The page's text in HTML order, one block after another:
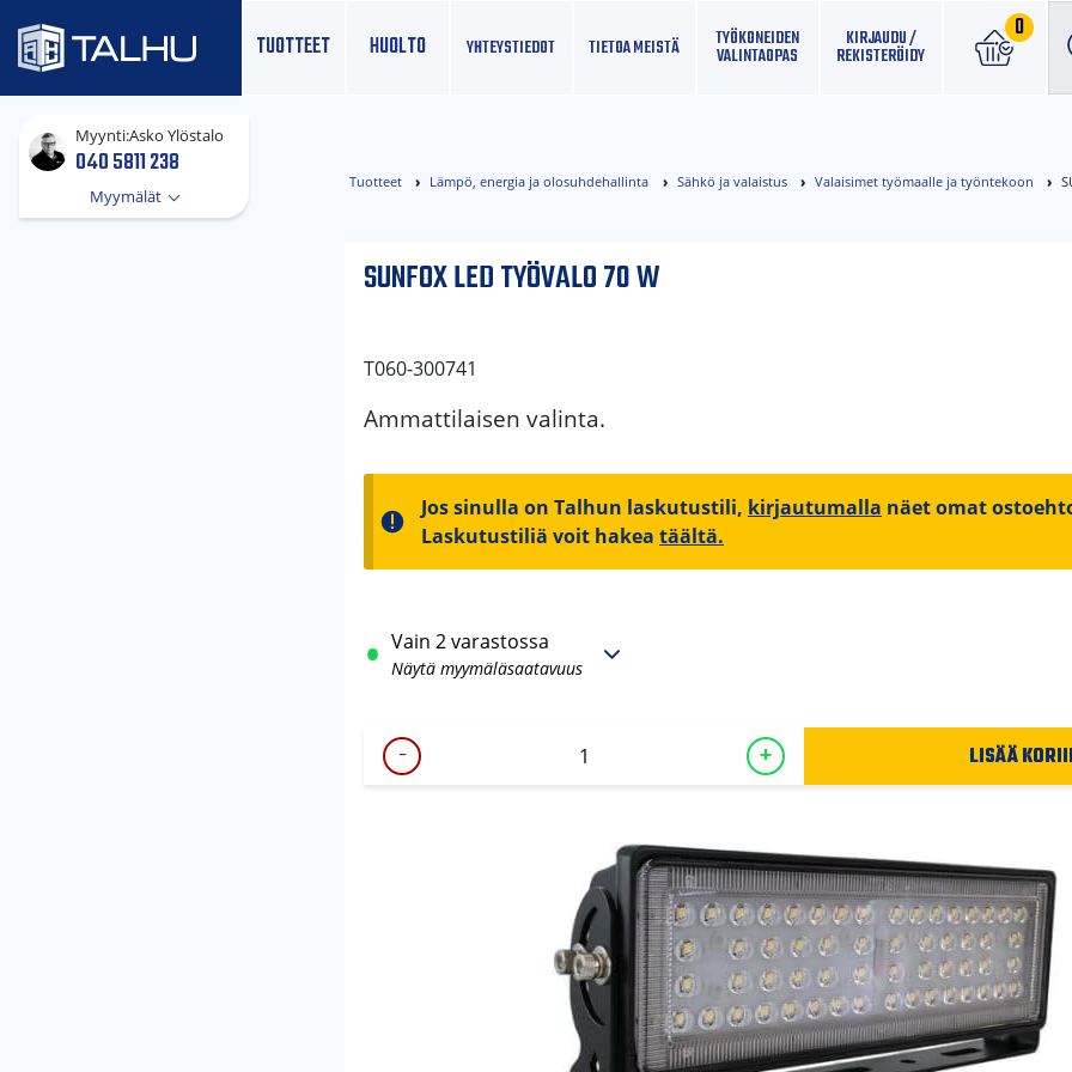
TUOTTEET HUOLTO
0
YHTEYS­TIEDOT TIETOA MEISTÄ TYÖKONEIDEN
VALINTAOPAS
KIRJAUDU /
REKISTERÖIDY
Myynti:Asko Ylöstalo
040 5811 238
Myymälät
Tuotteet Lämpö, energia ja olosuhdehallinta Sähkö ja valaistus Valaisimet työmaalle ja työntekoon
SUNFOX LED TYÖVALO 70 W
T060-300741
Ammattilaisen valinta.
Jos sinulla on Talhun laskutustili, kirjautumalla näet omat
Laskutustiliä voit hakea täältä.
Vain 2 varastossa
Näytä myymäläsaatavuus
-
SUNFOX
LED
+ LISÄÄ